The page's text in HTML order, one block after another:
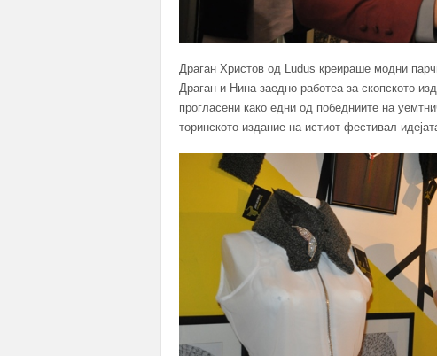
Драган Христов од Ludus креираше модни
Драган и Нина заедно работеа за скопското
прогласени како едни од победниите на
торинското издание на истиот фестивал